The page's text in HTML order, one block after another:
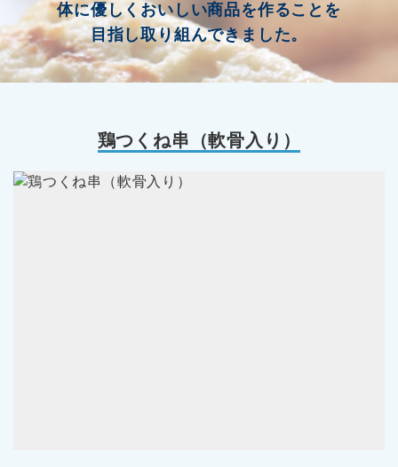
体に優しくおいしい商品を作ることを
目指し取り組んできました。
鶏つくね串（軟骨入り）